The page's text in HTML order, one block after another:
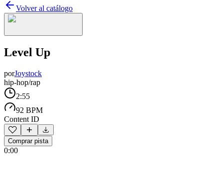
Volver al catálogo
Level Up
porJoystock
hip-hop/rap
2:55
92 BPM
Content ID
Comprar pista
0:00